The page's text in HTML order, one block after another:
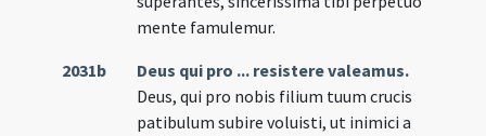
mente famulemur.
2031b
Deus qui pro ... resistere valeamus.
Deus, qui pro nobis filium tuum crucis
patibulum subire voluisti, ut inimici a